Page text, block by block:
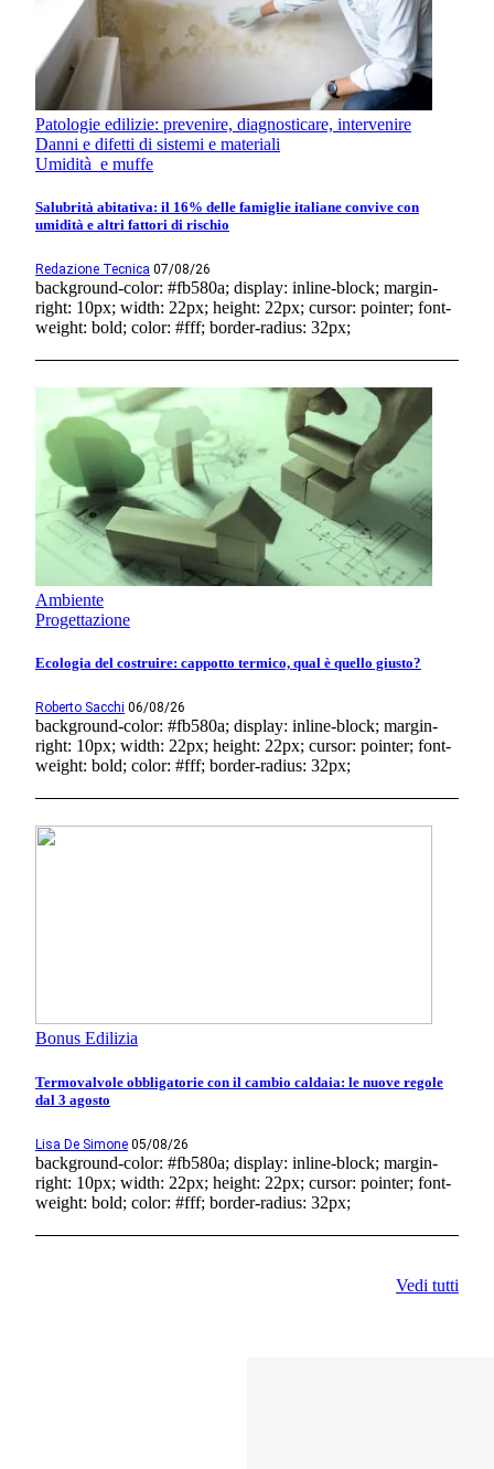
Patologie edilizie: prevenire, diagnosticare, intervenire
Danni e difetti di sistemi e materiali
Umidità e muffe
Salubrità abitativa: il 16% delle famiglie italiane convive con
umidità e altri fattori di rischio
Redazione Tecnica 07/08/26
background-color: #fb580a; display: inline-block; margin-
right: 10px; width: 22px; height: 22px; cursor: pointer; font-
weight: bold; color: #fff; border-radius: 32px;
Ambiente
Progettazione
Ecologia del costruire: cappotto termico, qual è quello giusto?
Roberto Sacchi 06/08/26
background-color: #fb580a; display: inline-block; margin-
right: 10px; width: 22px; height: 22px; cursor: pointer; font-
weight: bold; color: #fff; border-radius: 32px;
Bonus Edilizia
Termovalvole obbligatorie con il cambio caldaia: le nuove regole
dal 3 agosto
Lisa De Simone 05/08/26
background-color: #fb580a; display: inline-block; margin-
right: 10px; width: 22px; height: 22px; cursor: pointer; font-
weight: bold; color: #fff; border-radius: 32px;
Vedi tutti